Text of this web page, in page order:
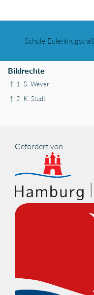
Schule
Bildrechte
↑ 1 S. Weyer
↑ 2 K. Studt
Gefördert von